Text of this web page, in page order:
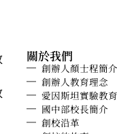
關於我們
創辦人顏士程簡介
創辦人教育理念
愛因斯坦實驗教
國中部校長簡介
創校沿革